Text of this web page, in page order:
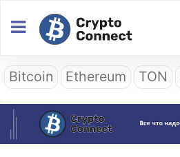
Bitcoin Ethereum TON